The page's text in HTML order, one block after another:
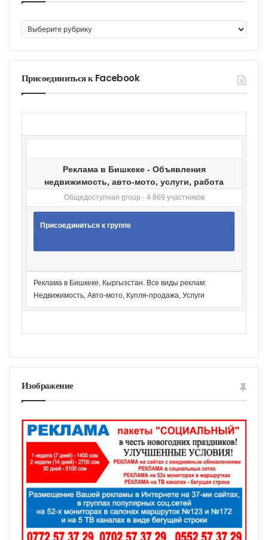
а
т
г
и
Присоединиться к Facebook
Реклама в Бишкеке - Объявления
недвижимость, авто-мото, услуги, работа
Общедоступная group · 4 869 участников
Присоединиться к группе
Реклама в Бишкеке, Кыргызстан. Все виды реклам:
Недвижимость, Авто-мото, Купля-продажа, Услуги
Изображение